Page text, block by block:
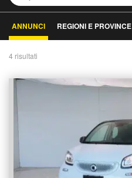
ANNUNCI REGIONI E PROVINCE
4 risultati